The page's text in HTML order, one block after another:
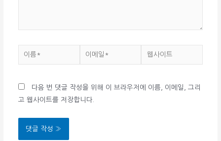
*
트
다음 번 댓글 작성을 위해 이 브라우저에 이름, 이메일, 그리
고 웹사이트를 저장합니다.